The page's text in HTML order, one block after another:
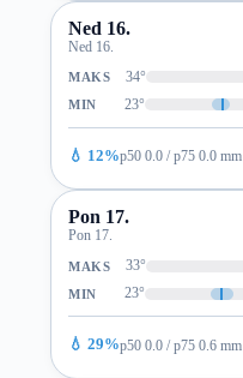
Ned 16.
Ned 16.
MAKS 34°
MIN 23°
💧 12%p50 0.0 / p75 0.0 mm
Pon 17.
Pon 17.
MAKS 33°
MIN 23°
💧 29%p50 0.0 / p75 0.6 mm